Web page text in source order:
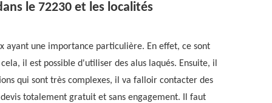
le 72230 et les localités
ayant une importance particulière. En effet, ce sont
il est possible d'utiliser des alus laqués. Ensuite, il
qui sont très complexes, il va falloir contacter des
totalement gratuit et sans engagement. Il faut